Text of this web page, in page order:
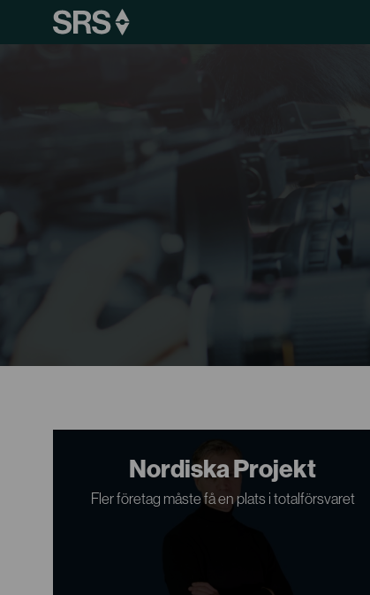
Nordiska Projekt
Fler företag måste få en plats i totalförsvaret